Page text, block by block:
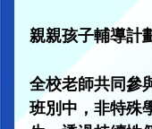
親親孩子輔導計
全校老師共同參
班別中，非特殊